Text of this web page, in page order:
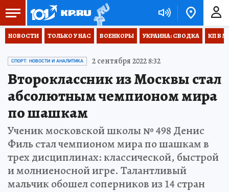
НОВОСТИ ТОЛЬКО У НАС ВОЕНКОРЫ УКРАИНА: СВОДКА КП В
СПОРТ: НОВОСТИ И АНАЛИТИКА 2 сентября 2022 8:32
Второклассник из Москвы стал
абсолютным чемпионом мира
по шашкам
Ученик московской школы № 498 Денис
Филь стал чемпионом мира по шашкам в
трех дисциплинах: классической, быстрой
и молниеносной игре. Талантливый
мальчик обошел соперников из 14 стран